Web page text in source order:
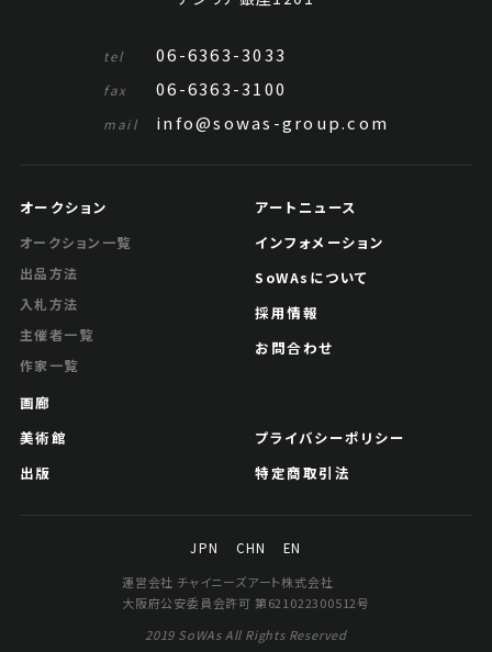
tel 06-6363-3033
fax 06-6363-3100
mail info@sowas-group.com
オークション
オークション一覧
出品方法
入札方法
主催者一覧
作家一覧
画廊
美術館
出版
アートニュース
インフォメーション
SoWAsについて
採用情報
お問合わせ
プライバシーポリシー
特定商取引法
JPN CHN
EN
運営会社 チャイニーズアート株式会社
大阪府公安委員会許可 第621022300512号
2019 SoWAs All Rights Reserved